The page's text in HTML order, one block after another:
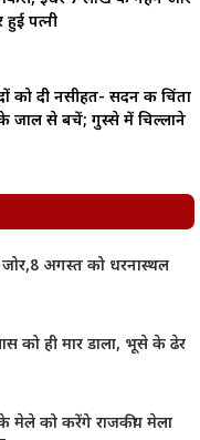
पत्नी
को दी नसीहत- सदन की चिंता
जाल से बचें; गुस्से में चिल्लाने
अगस्त को धरनास्थल
को ही मार डाला, भूसे के ढेर
मेले को करेंगे राजकीय मेला